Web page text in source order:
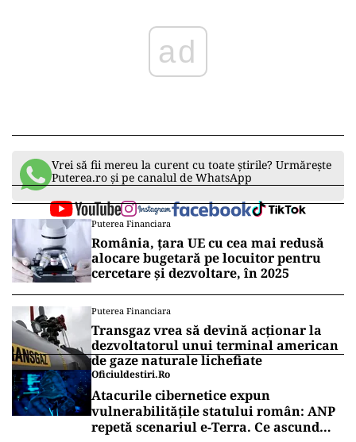
ad
Vrei să fii mereu la curent cu toate știrile? Urmărește
Puterea.ro și pe canalul de WhatsApp
Puterea Financiara
România, țara UE cu cea mai redusă
alocare bugetară pe locuitor pentru
cercetare și dezvoltare, în 2025
Puterea Financiara
Transgaz vrea să devină acționar la
dezvoltatorul unui terminal american
de gaze naturale lichefiate
Oficiuldestiri.ro
Atacurile cibernetice expun
vulnerabilitățile statului român: ANP
repetă scenariul e‑Terra. Ce ascund